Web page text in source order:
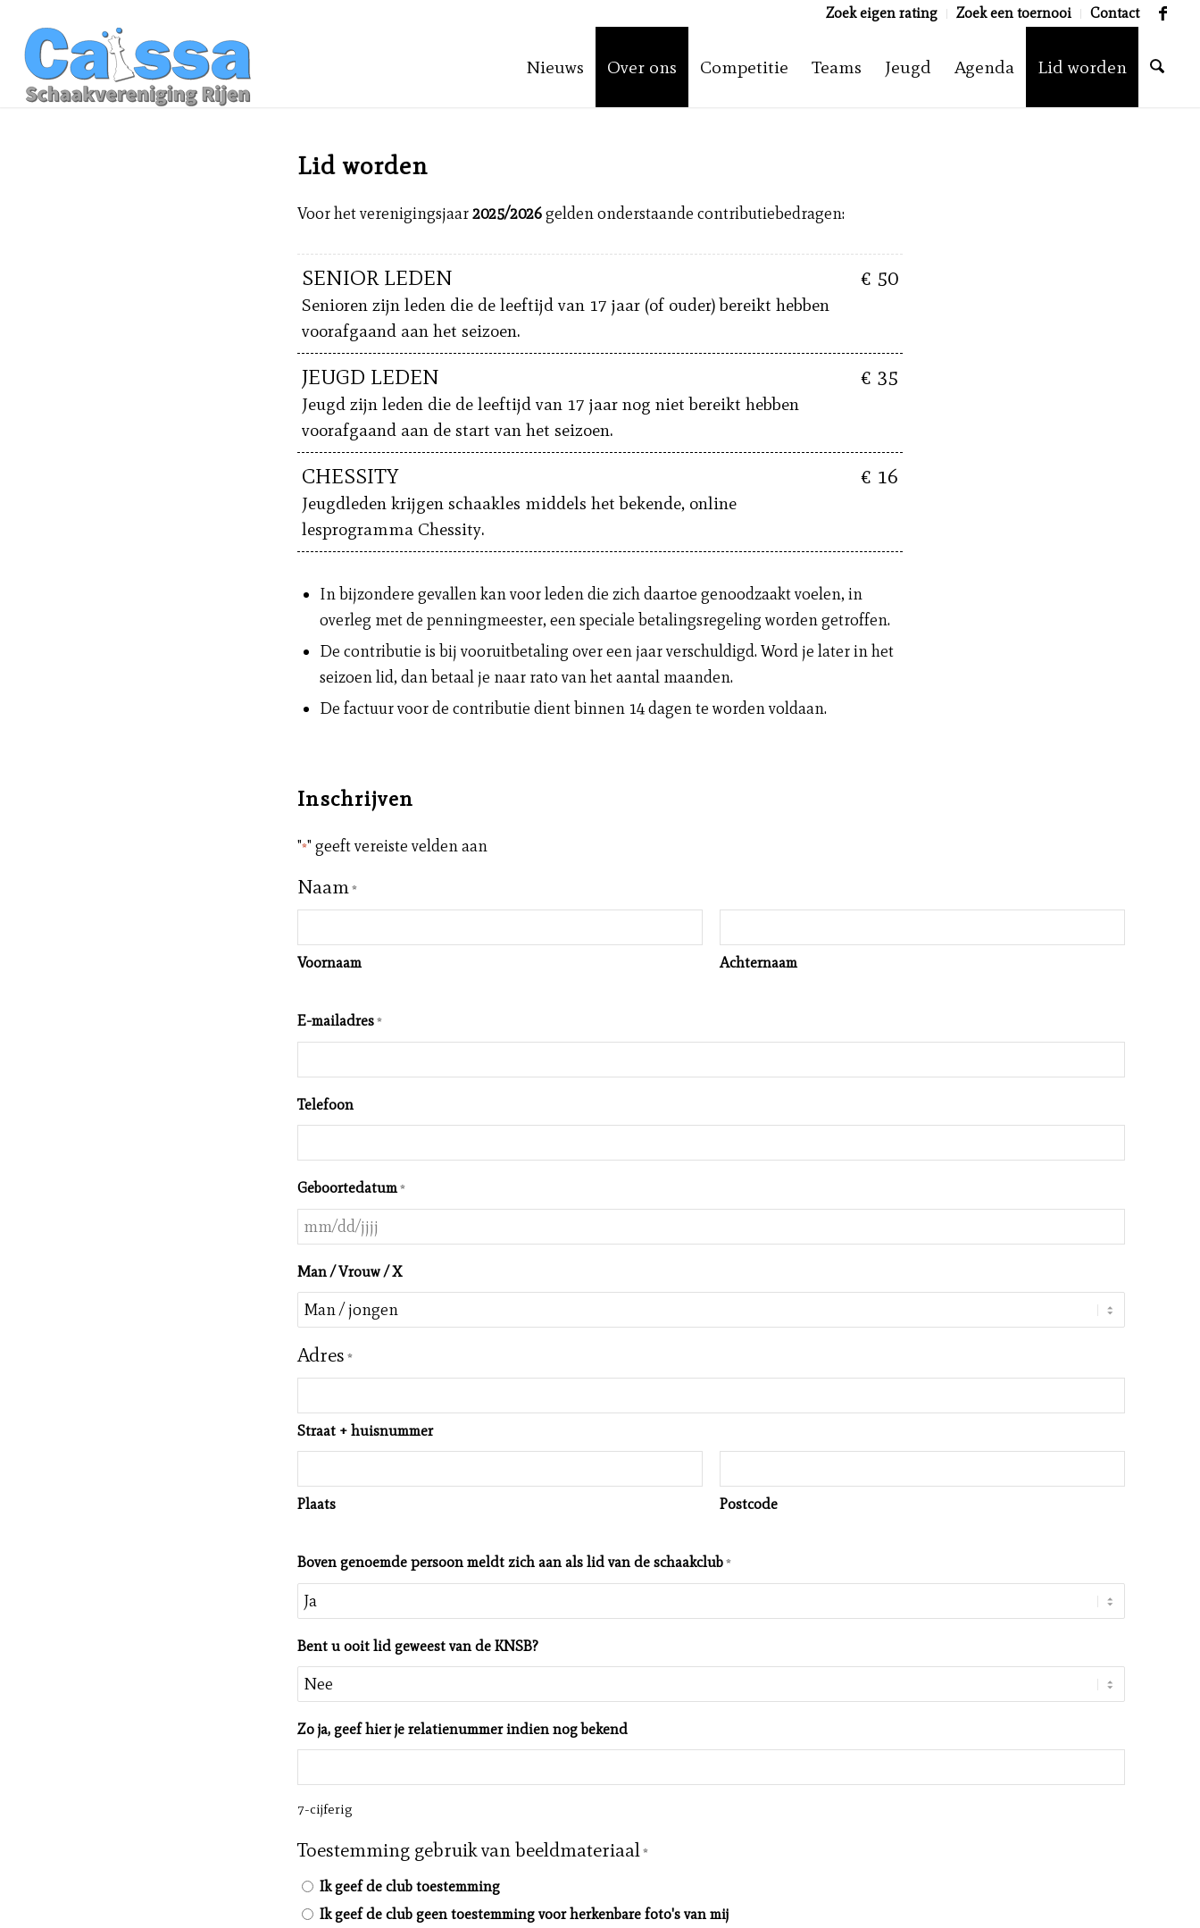
Zoek eigen rating Zoek een toernooi Contact
Nieuws Over ons Competitie Teams Jeugd Agenda Lid worden
Lid worden
Voor het verenigingsjaar2025/2026gelden onderstaande contributiebedragen:
SENIOR LEDEN € 50
Senioren zijn leden die de leeftijd van 17 jaar (of ouder) bereikt hebben
voorafgaand aan het seizoen.
JEUGD LEDEN € 35
Jeugd zijn leden die de leeftijd van 17 jaar nog niet bereikt hebben
voorafgaand aan de start van het seizoen.
CHESSITY € 16
Jeugdleden krijgen schaakles middels het bekende, online
lesprogramma Chessity.
In bijzondere gevallen kan voor leden die zich daartoe genoodzaakt voelen, in
overleg met de penningmeester, een speciale betalingsregeling worden getroffen.
De contributie is bij vooruitbetaling over een jaar verschuldigd. Word je later in het
seizoen lid, dan betaal je naar rato van het aantal maanden.
De factuur voor de contributie dient binnen 14 dagen te worden voldaan.
Inschrijven
"*" geeft vereiste velden aan
Naam *
Voornaam Achternaam
E-mailadres *
Telefoon
Geboortedatum *
MM
slash
DD
slash
Man / Vrouw / X
Adres *
Straat + huisnummer
Plaats Postcode
Boven genoemde persoon meldt zich aan als lid van de schaakclub *
Bent u ooit lid geweest van de KNSB?
Zo ja, geef hier je relatienummer indien nog bekend
7-cijferig
Toestemming gebruik van beeldmateriaal *
Ik geef de club toestemming
Ik geef de club geen toestemming voor herkenbare foto's van mij